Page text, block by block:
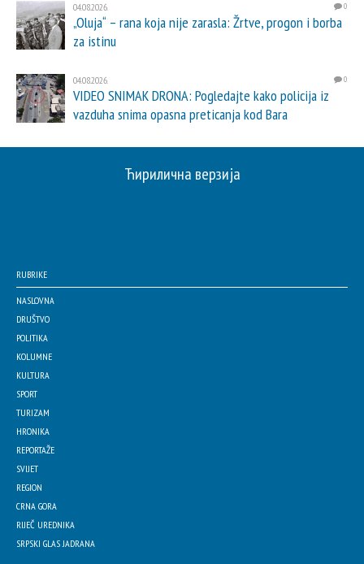
04.08.2026. 0
„Oluja“ – rana koja nije zarasla: Žrtve, progon i borba
za istinu
04.08.2026. 0
VIDEO SNIMAK DRONA: Pogledajte kako policija iz
vazduha snima opasna preticanja kod Bara
Ћирилична верзија
RUBRIKE
NASLOVNA
DRUŠTVO
POLITIKA
KOLUMNE
KULTURA
SPORT
TURIZAM
HRONIKA
REPORTAŽE
SVIJET
REGION
CRNA GORA
RIJEČ UREDNIKA
SRPSKI GLAS JADRANA